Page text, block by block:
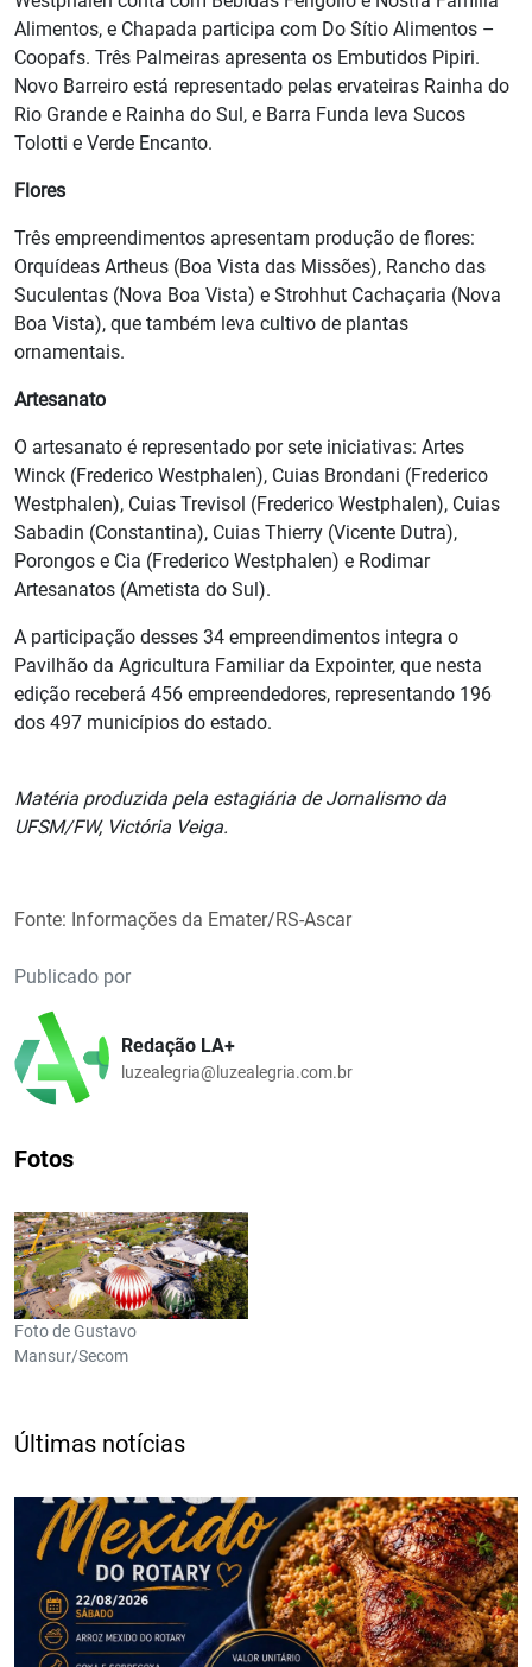
Alimentos, e Chapada participa com Do Sítio Alimentos –
Coopafs. Três Palmeiras apresenta os Embutidos Pipiri.
Novo Barreiro está representado pelas ervateiras Rainha do
Rio Grande e Rainha do Sul, e Barra Funda leva Sucos
Tolotti e Verde Encanto.
Flores
Três empreendimentos apresentam produção de flores:
Orquídeas Artheus (Boa Vista das Missões), Rancho das
Suculentas (Nova Boa Vista) e Strohhut Cachaçaria (Nova
Boa Vista), que também leva cultivo de plantas
ornamentais.
Artesanato
O artesanato é representado por sete iniciativas: Artes
Winck (Frederico Westphalen), Cuias Brondani (Frederico
Westphalen), Cuias Trevisol (Frederico Westphalen), Cuias
Sabadin (Constantina), Cuias Thierry (Vicente Dutra),
Porongos e Cia (Frederico Westphalen) e Rodimar
Artesanatos (Ametista do Sul).
A participação desses 34 empreendimentos integra o
Pavilhão da Agricultura Familiar da Expointer, que nesta
edição receberá 456 empreendedores, representando 196
dos 497 municípios do estado.
Matéria produzida pela estagiária de Jornalismo da
UFSM/FW, Victória Veiga.
Fonte: Informações da Emater/RS-Ascar
Publicado por
Redação LA+
luzealegria@luzealegria.com.br
Fotos
Foto de Gustavo
Mansur/Secom
Últimas notícias